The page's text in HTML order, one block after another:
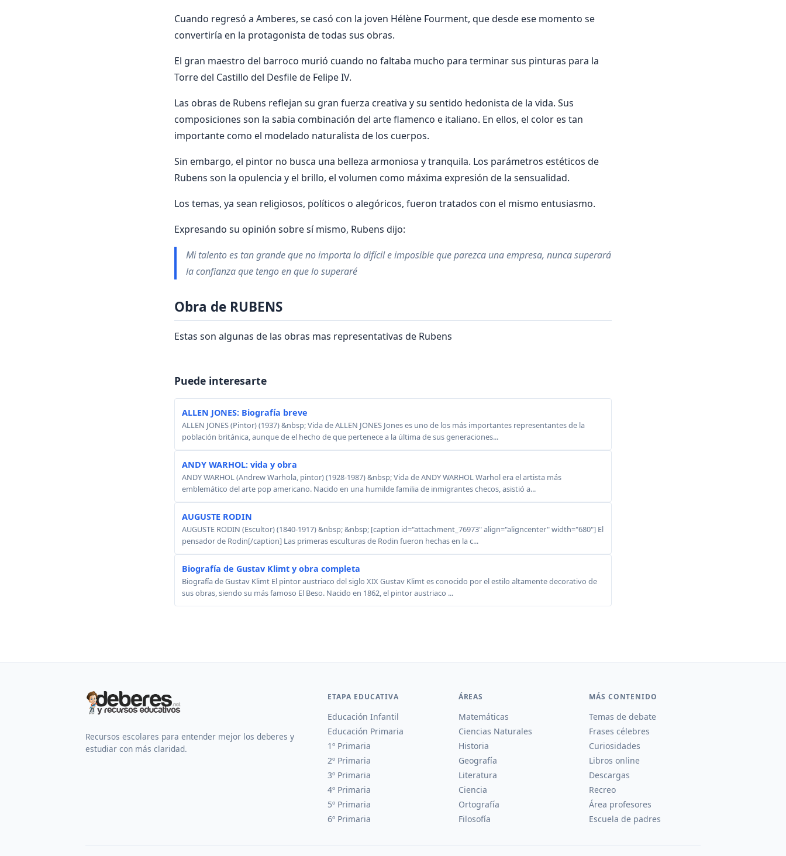
Cuando regresó a Amberes, se casó con la joven Hélène Fourment, que desde ese momento se
convertiría en la protagonista de todas sus obras.
El gran maestro del barroco murió cuando no faltaba mucho para terminar sus pinturas para la
Torre del Castillo del Desfile de Felipe IV.
Las obras de Rubens reflejan su gran fuerza creativa y su sentido hedonista de la vida. Sus
composiciones son la sabia combinación del arte flamenco e italiano. En ellos, el color es tan
importante como el modelado naturalista de los cuerpos.
Sin embargo, el pintor no busca una belleza armoniosa y tranquila. Los parámetros estéticos de
Rubens son la opulencia y el brillo, el volumen como máxima expresión de la sensualidad.
Los temas, ya sean religiosos, políticos o alegóricos, fueron tratados con el mismo entusiasmo.
Expresando su opinión sobre sí mismo, Rubens dijo:
Mi talento es tan grande que no importa lo difícil e imposible que parezca una empresa, nunca superará
la confianza que tengo en que lo superaré
Obra de RUBENS
Estas son algunas de las obras mas representativas de Rubens
Puede interesarte
ALLEN JONES: Biografía breve
ALLEN JONES (Pintor) (1937) &nbsp; Vida de ALLEN JONES Jones es uno de los más importantes representantes de la
población británica, aunque de el hecho de que pertenece a la última de sus generaciones...
ANDY WARHOL: vida y obra
ANDY WARHOL (Andrew Warhola, pintor) (1928-1987) &nbsp; Vida de ANDY WARHOL Warhol era el artista más
emblemático del arte pop americano. Nacido en una humilde familia de inmigrantes checos, asistió a...
AUGUSTE RODIN
AUGUSTE RODIN (Escultor) (1840-1917) &nbsp; &nbsp; [caption id="attachment_76973" align="aligncenter" width="680"] El
pensador de Rodin[/caption] Las primeras esculturas de Rodin fueron hechas en la c...
Biografía de Gustav Klimt y obra completa
Biografía de Gustav Klimt El pintor austriaco del siglo XIX Gustav Klimt es conocido por el estilo altamente decorativo de
sus obras, siendo su más famoso El Beso. Nacido en 1862, el pintor austriaco ...
Recursos escolares para entender mejor los deberes y
estudiar con más claridad.
ETAPA EDUCATIVA
Educación Infantil
Educación Primaria
1º Primaria
2º Primaria
3º Primaria
4º Primaria
5º Primaria
6º Primaria
ÁREAS
Matemáticas
Ciencias Naturales
Historia
Geografía
Literatura
Ciencia
Ortografía
Filosofía
MÁS CONTENIDO
Temas de debate
Frases célebres
Curiosidades
Libros online
Descargas
Recreo
Área profesores
Escuela de padres